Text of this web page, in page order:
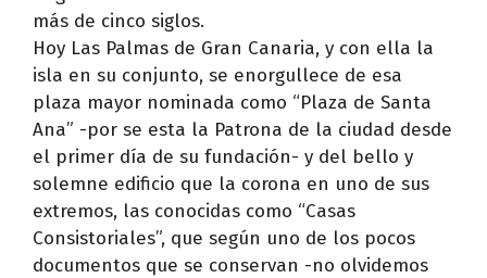
más de cinco siglos.
Hoy Las Palmas de Gran Canaria, y con ella la
isla en su conjunto, se enorgullece de esa
plaza mayor nominada como “Plaza de Santa
Ana” -por se esta la Patrona de la ciudad desde
el primer día de su fundación- y del bello y
solemne edificio que la corona en uno de sus
extremos, las conocidas como “Casas
Consistoriales”, que según uno de los pocos
documentos que se conservan -no olvidemos